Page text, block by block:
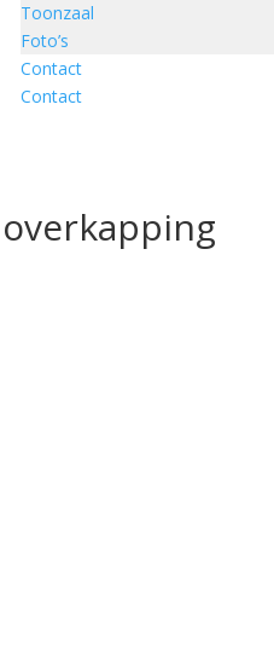
Toonzaal
Foto’s
Contact
Contact